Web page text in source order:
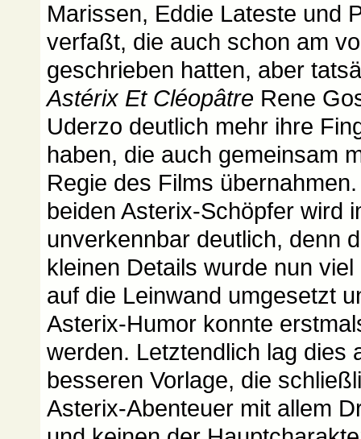
Marissen, Eddie Lateste und
verfaßt, die auch schon am
geschrieben hatten, aber
Astérix Et Cléopâtre Rene
Uderzo deutlich mehr ihre
haben, die auch gemeinsam
Regie des Films
beiden Asterix-Schöpfer wird
unverkennbar deutlich, denn
kleinen Details wurde nun
auf die Leinwand umgesetzt
Asterix-Humor konnte
werden. Letztendlich lag dies
besseren Vorlage, die
Asterix-Abenteuer mit allem